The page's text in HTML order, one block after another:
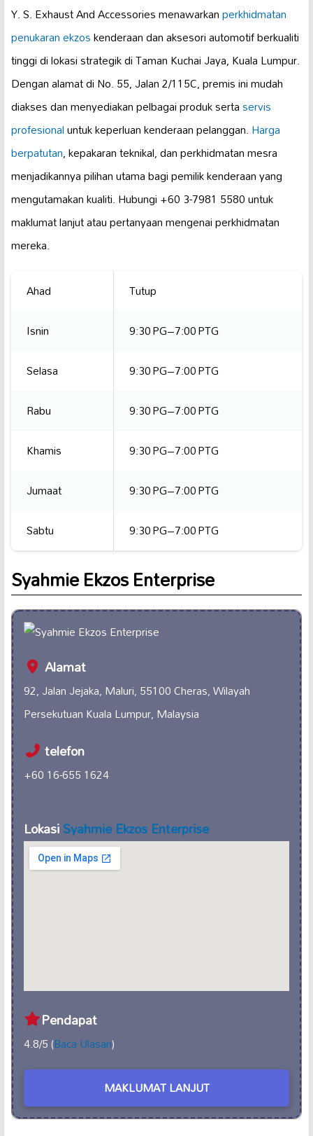
Y. S. Exhaust And Accessories menawarkanperkhidmatan
penukaran ekzoskenderaan dan aksesori automotif berkualiti
tinggi di lokasi strategik di Taman Kuchai Jaya, Kuala Lumpur.
Dengan alamat di No. 55, Jalan 2/115C, premis ini mudah
diakses dan menyediakan pelbagai produk sertaservis
profesionaluntuk keperluan kenderaan pelanggan.Harga
berpatutan, kepakaran teknikal, dan perkhidmatan mesra
menjadikannya pilihan utama bagi pemilik kenderaan yang
mengutamakan kualiti. Hubungi +60 3-7981 5580 untuk
maklumat lanjut atau pertanyaan mengenai perkhidmatan
mereka.
Ahad
Tutup
Isnin
9:30 PG–7:00 PTG
Selasa
9:30 PG–7:00 PTG
Rabu
9:30 PG–7:00 PTG
Khamis
9:30 PG–7:00 PTG
Jumaat
9:30 PG–7:00 PTG
Sabtu
9:30 PG–7:00 PTG
Syahmie Ekzos Enterprise
Alamat
92, Jalan Jejaka, Maluri, 55100 Cheras, Wilayah
Persekutuan Kuala Lumpur, Malaysia
telefon
+60 16-655 1624
LokasiSyahmie Ekzos Enterprise
Pendapat
4.8/5 (Baca Ulasan)
MAKLUMAT LANJUT